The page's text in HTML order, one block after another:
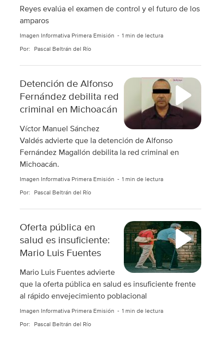
Reyes evalúa el examen de control y el futuro de los
amparos
Imagen Informativa Primera Emisión 1 min de lectura
Por: Pascal Beltrán del Río
Detención de Alfonso
Fernández debilita red
criminal en Michoacán
Víctor Manuel Sánchez
Valdés advierte que la detención de Alfonso
Fernández Magallón debilita la red criminal en
Michoacán.
Imagen Informativa Primera Emisión 1 min de lectura
Por: Pascal Beltrán del Río
Oferta pública en
salud es insuficiente:
Mario Luis Fuentes
Mario Luis Fuentes advierte
que la oferta pública en salud es insuficiente frente
al rápido envejecimiento poblacional
Imagen Informativa Primera Emisión 1 min de lectura
Por: Pascal Beltrán del Río